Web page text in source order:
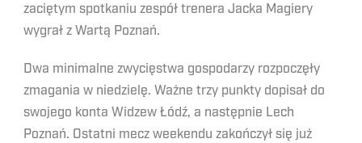
zaciętym spotkaniu zespół trenera Jacka Magiery
wygrał z Wartą Poznań.
Dwa minimalne zwycięstwa gospodarzy rozpoczęły
zmagania w niedzielę. Ważne trzy punkty dopisał do
swojego konta Widzew Łódź, a następnie Lech
Poznań. Ostatni mecz weekendu zakończył się już